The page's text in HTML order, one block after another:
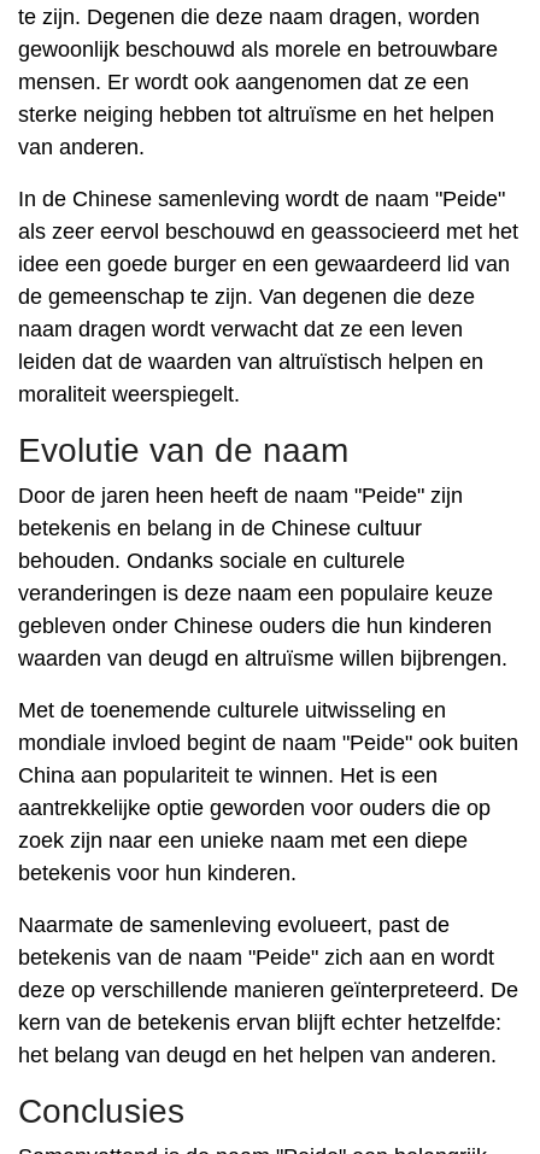
te zijn. Degenen die deze naam dragen, worden
gewoonlijk beschouwd als morele en betrouwbare
mensen. Er wordt ook aangenomen dat ze een
sterke neiging hebben tot altruïsme en het helpen
van anderen.
In de Chinese samenleving wordt de naam "Peide"
als zeer eervol beschouwd en geassocieerd met het
idee een goede burger en een gewaardeerd lid van
de gemeenschap te zijn. Van degenen die deze
naam dragen wordt verwacht dat ze een leven
leiden dat de waarden van altruïstisch helpen en
moraliteit weerspiegelt.
Evolutie van de naam
Door de jaren heen heeft de naam "Peide" zijn
betekenis en belang in de Chinese cultuur
behouden. Ondanks sociale en culturele
veranderingen is deze naam een ​​populaire keuze
gebleven onder Chinese ouders die hun kinderen
waarden van deugd en altruïsme willen bijbrengen.
Met de toenemende culturele uitwisseling en
mondiale invloed begint de naam "Peide" ook buiten
China aan populariteit te winnen. Het is een
aantrekkelijke optie geworden voor ouders die op
zoek zijn naar een unieke naam met een diepe
betekenis voor hun kinderen.
Naarmate de samenleving evolueert, past de
betekenis van de naam "Peide" zich aan en wordt
deze op verschillende manieren geïnterpreteerd. De
kern van de betekenis ervan blijft echter hetzelfde:
het belang van deugd en het helpen van anderen.
Conclusies